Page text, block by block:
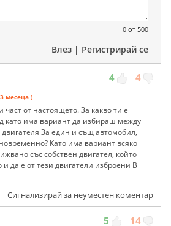
0 от 500
Влез | Регистрирай се
4 4
месеца )
от настоящето. За какво ти е
като има вариант да избираш между
За един и същ автомобил,
Като има вариант всяко
със собствен двигател, който
да е от тези двигатели изброени В
Сигнализирай за неуместен коментар
5 14